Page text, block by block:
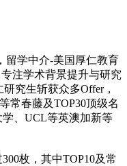
留学中介-美国厚仁教育
注学术背景提升与研究
究生斩获众多Offer，
常春藤及TOP30顶级名
、UCL等英澳加新等
枚，其中TOP10及常